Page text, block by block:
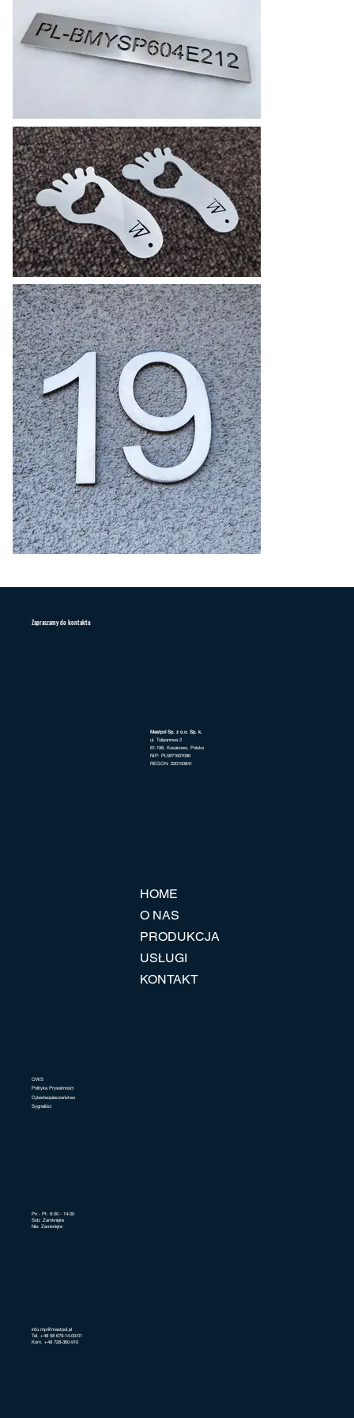
info.mp@mastpol.pl
Tel. +48 58 679-14-00/01
Kom. +48 728-360-910
OWS
Polityka Prywatności
Cyberbezpieczeństwo
Sygnaliści
HOME
O NAS
PRODUKCJA
USŁUGI
KONTAKT
Mastpol Sp. z o.o. Sp. k.
ul. Tulipanowa 2
81-198, Kosakowo, Polska
NIP: PL5871607096
REGON: 220150841
Zapraszamy do kontaktu
Pn - Pt: 6:00 - 14:00
Sob: Zamknięte
Nie: Zamknięte